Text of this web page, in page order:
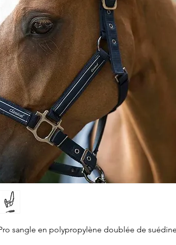
sangle en polypropylène doublée de